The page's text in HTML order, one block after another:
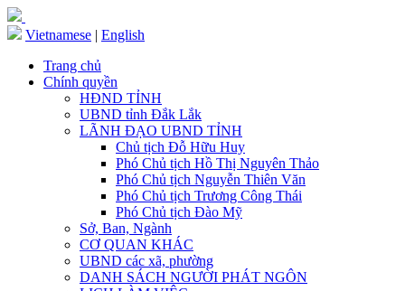
Vietnamese | English
Trang chủ
Chính quyền
HĐND TỈNH
UBND tỉnh Đắk Lắk
LÃNH ĐẠO UBND TỈNH
Chủ tịch Đỗ Hữu Huy
Phó Chủ tịch Hồ Thị Nguyên Thảo
Phó Chủ tịch Nguyễn Thiên Văn
Phó Chủ tịch Trương Công Thái
Phó Chủ tịch Đào Mỹ
Sở, Ban, Ngành
CƠ QUAN KHÁC
UBND các xã, phường
DANH SÁCH NGƯỜI PHÁT NGÔN